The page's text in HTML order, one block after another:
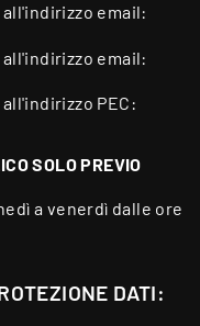
email:
email:
PEC:
SOLO PREVIO
a venerdì dalle ore
DATI: